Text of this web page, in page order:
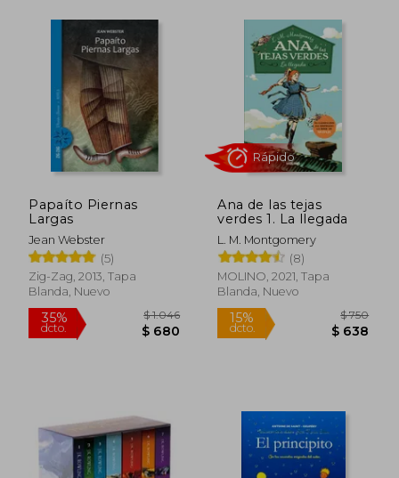
40% 50%
dcto.
Papaíto Piernas
Largas
Jean Webster
(5)
Zig-Zag, 2013, Tapa
Blanda, Nuevo
Ana de las tejas
verdes 1. La llegada
L. M. Montgomery
(8)
MOLINO, 2021, Tapa
Blanda, Nuevo